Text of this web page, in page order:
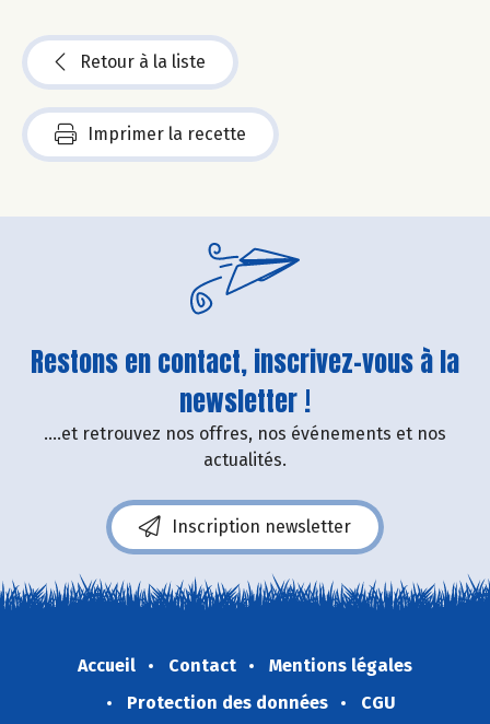
Retour à la liste
Imprimer la recette
Restons en contact, inscrivez-vous à la
newsletter !
....et retrouvez nos offres, nos événements et nos
actualités.
Inscription newsletter
Accueil Contact
Mentions légales
Protection des données
CGU